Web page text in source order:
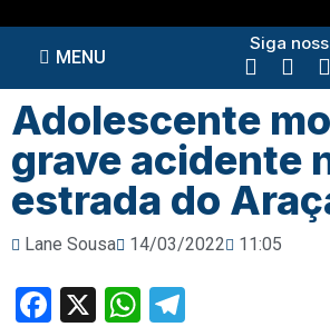
MENU
Siga
Adolescente
grave acidente
estrada do
Lane Sousa 14/03/2022 11:05
Facebook
X WhatsApp